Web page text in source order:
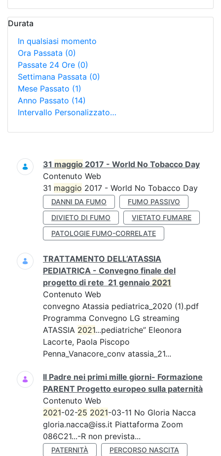
Durata
In qualsiasi momento
Ora Passata (0)
Passate 24 Ore (0)
Settimana Passata (0)
Mese Passato (1)
Anno Passato (14)
Intervallo Personalizzato…
Ricerca
31 maggio 2017 - World No Tobacco Day
Contenuto Web
31 maggio 2017 - World No Tobacco Day
DANNI DA FUMO
FUMO PASSIVO
DIVIETO DI FUMO
VIETATO FUMARE
PATOLOGIE FUMO-CORRELATE
TRATTAMENTO DELL’ATASSIA
PEDIATRICA - Convegno finale del
progetto di rete 21 gennaio 2021
Contenuto Web
convegno Atassia pediatrica_2020 (1).pdf
Programma Convegno LG streaming
ATASSIA 2021...pediatriche” Eleonora
Lacorte, Paola Piscopo
Penna_Vanacore_conv atassia_21...
Il Padre nei primi mille giorni- Formazione
PARENT Progetto europeo sulla paternità
Contenuto Web
2021-02-25 2021-03-11 No Gloria Nacca
gloria.nacca@iss.it Piattaforma Zoom
086C21...-R non prevista...
PATERNITÀ
PERCORSO NASCITA